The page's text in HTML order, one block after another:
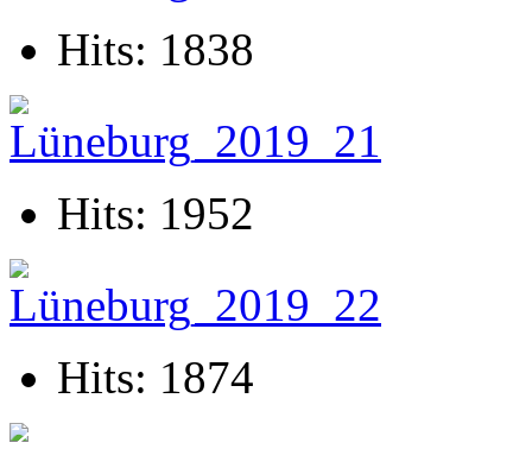
Hits: 1838
Hits: 1952
Hits: 1874